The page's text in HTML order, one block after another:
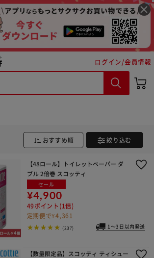
ログイン/会員情報
おすすめ順 絞り込む
【48ロール】トイレットペーパー ダ
ブル 2倍巻 スコッティ
セール
¥4,900
49ポイント(1倍)
定期便で¥4,361
(237) 1～3日以内発送
【数量限定品】スコッティ ティシュー